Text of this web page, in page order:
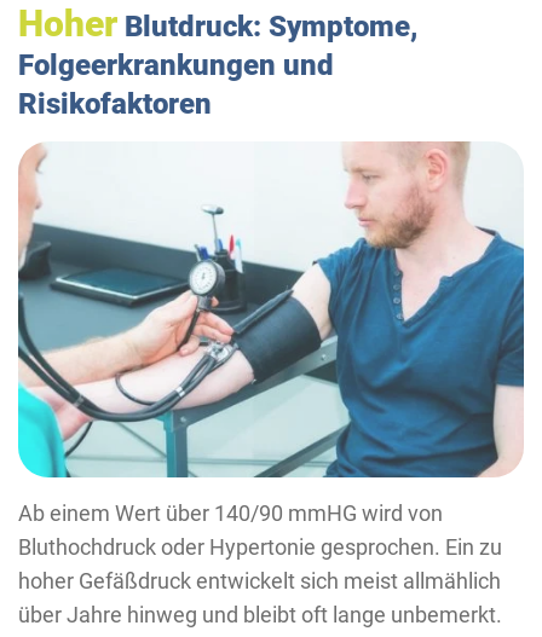
Hoher Blutdruck: Symptome,
Folgeerkrankungen und
Risikofaktoren
Ab einem Wert über 140/90 mmHG wird von
Bluthochdruck oder Hypertonie gesprochen. Ein zu
hoher Gefäßdruck entwickelt sich meist allmählich
über Jahre hinweg und bleibt oft lange unbemerkt.